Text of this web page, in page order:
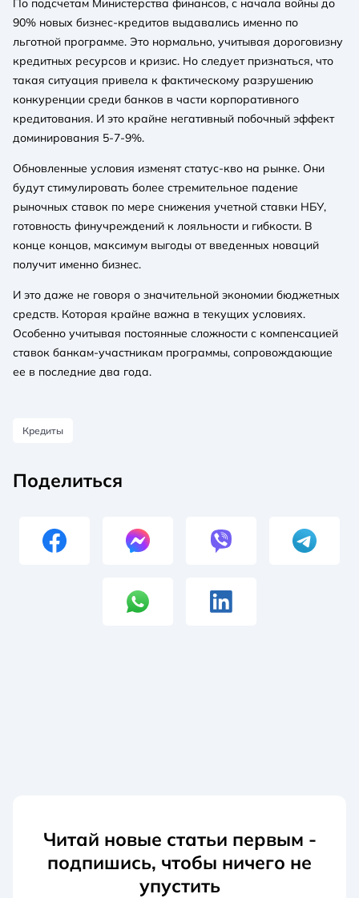
90% новых бизнес-кредитов выдавались именно по
льготной программе. Это нормально, учитывая дороговизну
кредитных ресурсов и кризис. Но следует признаться, что
такая ситуация привела к фактическому разрушению
конкуренции среди банков в части корпоративного
кредитования. И это крайне негативный побочный эффект
доминирования 5-7-9%.
Обновленные условия изменят статус-кво на рынке. Они
будут стимулировать более стремительное падение
рыночных ставок по мере снижения учетной ставки НБУ,
готовность финучреждений к лояльности и гибкости. В
конце концов, максимум выгоды от введенных новаций
получит именно бизнес.
И это даже не говоря о значительной экономии бюджетных
средств. Которая крайне важна в текущих условиях.
Особенно учитывая постоянные сложности с компенсацией
ставок банкам-участникам программы, сопровождающие
ее в последние два года.
Кредиты
Поделиться
Читай новые статьи первым -
подпишись, чтобы ничего не
упустить